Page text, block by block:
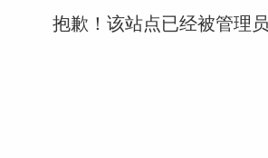
抱歉！该站点已经被管理